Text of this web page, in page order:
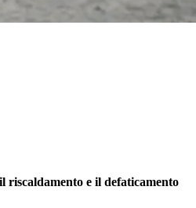
riscaldamento e il defaticamento